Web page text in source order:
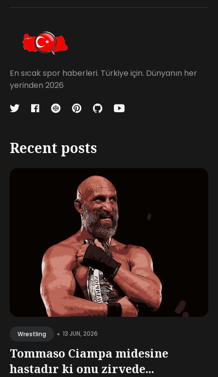
En sıcak spor haberleri. Türkiye için. Dünyanın her
yerinden 2026
Recent posts
Wrestling • 13 JUN, 2026
Tommaso Ciampa midesine
hastadır ki onu zirvede...